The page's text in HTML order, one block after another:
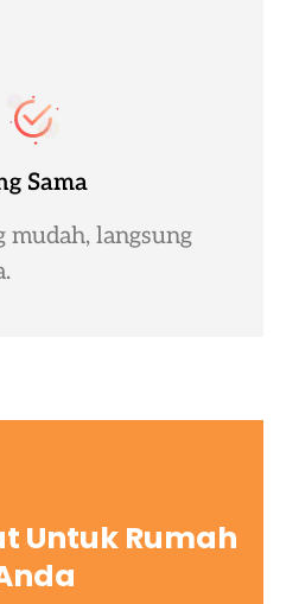
Sama
mudah, langsung
Untuk Rumah